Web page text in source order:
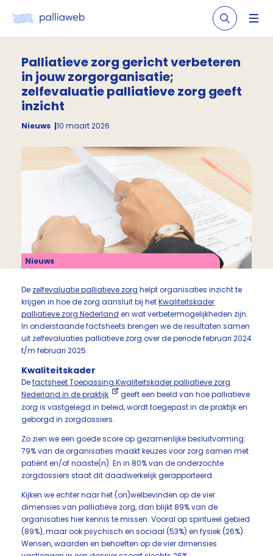
Palliatieve zorg gericht verbeteren
in jouw zorgorganisatie;
zelfevaluatie palliatieve zorg geeft
inzicht
Nieuws 10 maart 2026
Nieuws
De zelfevaluatie palliatieve zorg helpt organisaties inzicht te
krijgen in hoe de zorg aansluit bij hetKwaliteitskader
palliatieve zorg Nederland en wat verbetermogelijkheden zijn.
In onderstaande factsheets brengen we de resultaten samen
uit zelfevaluaties palliatieve zorg over de periode februari 2024
t/m februari 2025.
Kwaliteitskader
Defactsheet Toepassing Kwaliteitskader palliatieve zorg
Nederland in de praktijk
geeft een beeld van hoe palliatieve
zorg is vastgelegd in beleid, wordt toegepast in de praktijk en
geborgd in zorgdossiers.
Zo zien we een goede score op gezamenlijke besluitvorming:
79% van de organisaties maakt keuzes voor zorg samen met
patiënt en/of naaste(n). En in 80% van de onderzochte
zorgdossiers staat dit daadwerkelijk gerapporteerd.
Kijken we echter naar het (on)welbevinden op de vier
dimensies van palliatieve zorg, dan blijkt 89% van de
organisaties hier kennis te missen. Vooral op spiritueel gebied
(89%), maar ook psychisch en sociaal (53%) en fysiek (26%).
Wensen, waarden en behoeften op de vier dimensies